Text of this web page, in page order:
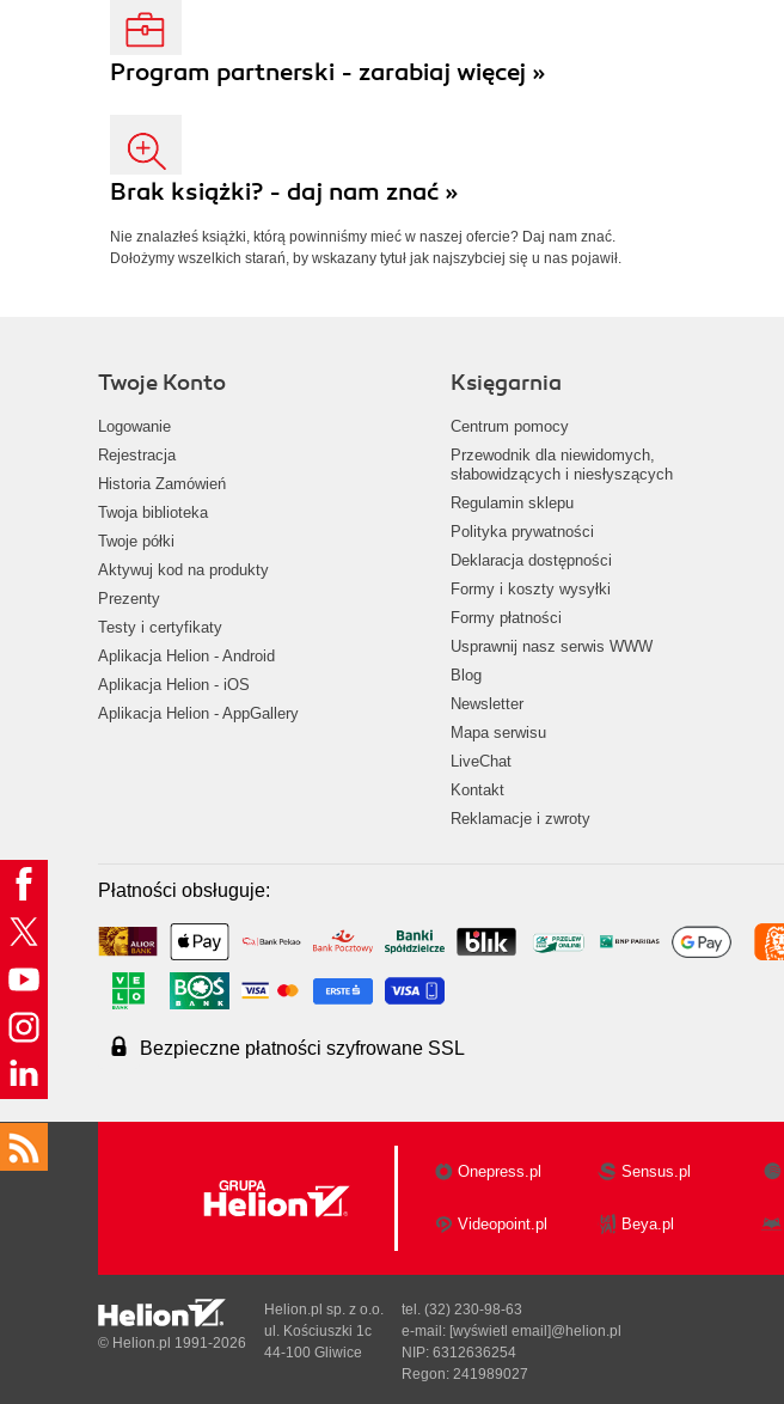
Program partnerski - zarabiaj więcej »
Brak książki? - daj nam znać »
Nie znalazłeś książki, którą powinniśmy mieć w naszej ofercie? Daj nam znać.
Dołożymy wszelkich starań, by wskazany tytuł jak najszybciej się u nas pojawił.
Twoje Konto
Logowanie
Rejestracja
Historia Zamówień
Twoja biblioteka
Twoje półki
Aktywuj kod na produkty
Prezenty
Testy i certyfikaty
Aplikacja Helion - Android
Aplikacja Helion - iOS
Aplikacja Helion - AppGallery
Księgarnia
Centrum pomocy
Przewodnik dla niewidomych,
słabowidzących i niesłyszących
Regulamin sklepu
Polityka prywatności
Deklaracja dostępności
Formy i koszty wysyłki
Formy płatności
Usprawnij nasz serwis WWW
Blog
Newsletter
Mapa serwisu
LiveChat
Kontakt
Reklamacje i zwroty
Płatności obsługuje:
Bezpieczne płatności szyfrowane SSL
Onepress.pl Sensus.pl
Videopoint.pl Beya.pl
© Helion.pl 1991-2026
Helion.pl sp. z o.o.
ul. Kościuszki 1c
44-100 Gliwice
tel. (32) 230-98-63
e-mail: [wyświetl email]@helion.pl
NIP: 6312636254
Regon: 241989027